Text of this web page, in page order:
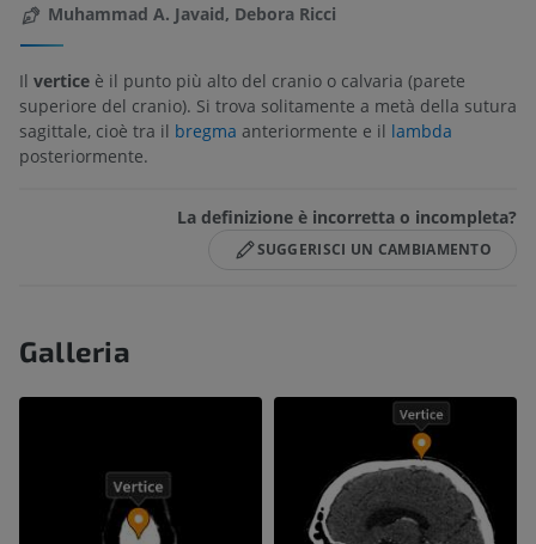
Muhammad A. Javaid, Debora Ricci
Il vertice è il punto più alto del cranio o calvaria (parete
superiore del cranio). Si trova solitamente a metà della sutura
sagittale, cioè tra il bregma anteriormente e il lambda
posteriormente.
La definizione è incorretta o incompleta?
SUGGERISCI UN CAMBIAMENTO
Galleria